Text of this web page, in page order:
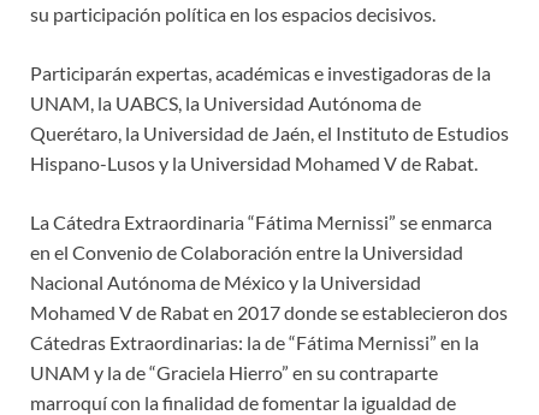
su participación política en los espacios decisivos.
Participarán expertas, académicas e investigadoras de la
UNAM, la UABCS, la Universidad Autónoma de
Querétaro, la Universidad de Jaén, el Instituto de Estudios
Hispano-Lusos y la Universidad Mohamed V de Rabat.
La Cátedra Extraordinaria “Fátima Mernissi” se enmarca
en el Convenio de Colaboración entre la Universidad
Nacional Autónoma de México y la Universidad
Mohamed V de Rabat en 2017 donde se establecieron dos
Cátedras Extraordinarias: la de “Fátima Mernissi” en la
UNAM y la de “Graciela Hierro” en su contraparte
marroquí con la finalidad de fomentar la igualdad de